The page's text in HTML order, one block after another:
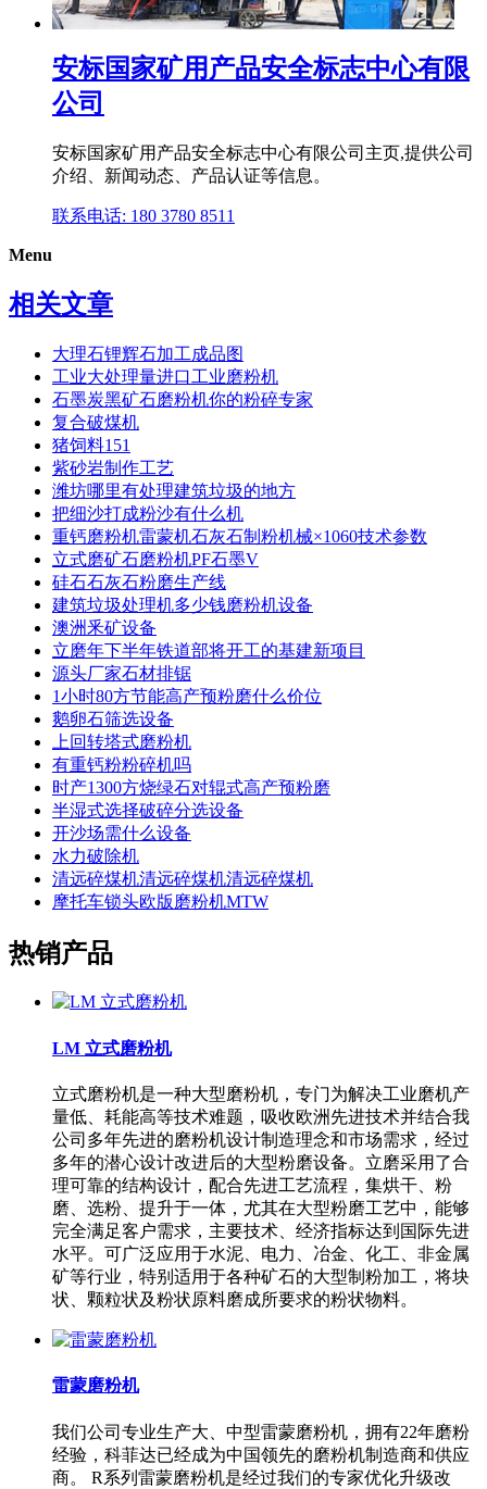
安标国家矿用产品安全标志中心有限
公司
安标国家矿用产品安全标志中心有限公司主页,提供公司
介绍、新闻动态、产品认证等信息。
联系电话: 180 3780 8511
Menu
相关文章
大理石锂辉石加工成品图
工业大处理量进口工业磨粉机
石墨炭黑矿石磨粉机你的粉碎专家
复合破煤机
猪饲料151
紫砂岩制作工艺
潍坊哪里有处理建筑垃圾的地方
把细沙打成粉沙有什么机
重钙磨粉机雷蒙机石灰石制粉机械×1060技术参数
立式磨矿石磨粉机PF石墨V
硅石石灰石粉磨生产线
建筑垃圾处理机多少钱磨粉机设备
澳洲釆矿设备
立磨年下半年铁道部将开工的基建新项目
源头厂家石材排锯
1小时80方节能高产预粉磨什么价位
鹅卵石筛选设备
上回转塔式磨粉机
有重钙粉粉碎机吗
时产1300方烧绿石对辊式高产预粉磨
半湿式选择破碎分选设备
开沙场需什么设备
水力破除机
清远碎煤机清远碎煤机清远碎煤机
摩托车锁头欧版磨粉机MTW
热销产品
LM 立式磨粉机
立式磨粉机是一种大型磨粉机，专门为解决工业磨机产
量低、耗能高等技术难题，吸收欧洲先进技术并结合我
公司多年先进的磨粉机设计制造理念和市场需求，经过
多年的潜心设计改进后的大型粉磨设备。立磨采用了合
理可靠的结构设计，配合先进工艺流程，集烘干、粉
磨、选粉、提升于一体，尤其在大型粉磨工艺中，能够
完全满足客户需求，主要技术、经济指标达到国际先进
水平。可广泛应用于水泥、电力、冶金、化工、非金属
矿等行业，特别适用于各种矿石的大型制粉加工，将块
状、颗粒状及粉状原料磨成所要求的粉状物料。
雷蒙磨粉机
我们公司专业生产大、中型雷蒙磨粉机，拥有22年磨粉
经验，科菲达已经成为中国领先的磨粉机制造商和供应
商。 R系列雷蒙磨粉机是经过我们的专家优化升级改